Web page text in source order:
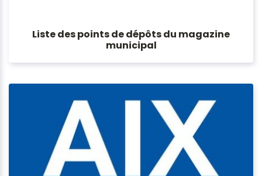
Liste des points de dépôts du magazine
municipal